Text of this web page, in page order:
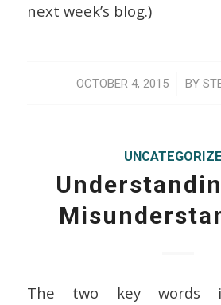
next week’s blog.)
OCTOBER 4, 2015
/ BY
The two key words